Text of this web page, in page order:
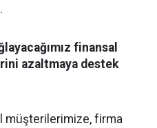
finansal
azaltmaya destek
müşterilerimize, firma